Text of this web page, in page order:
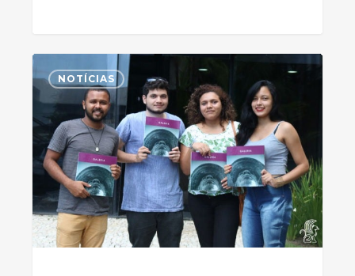
Alunos
de
Publicidade
Propaganda
fazem
visita
a
Griffo
NOTÍCIAS